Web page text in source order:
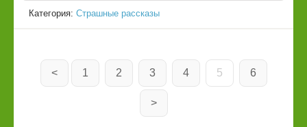
Категория: Страшные рассказы
< 1 2 3 4 5 6
>